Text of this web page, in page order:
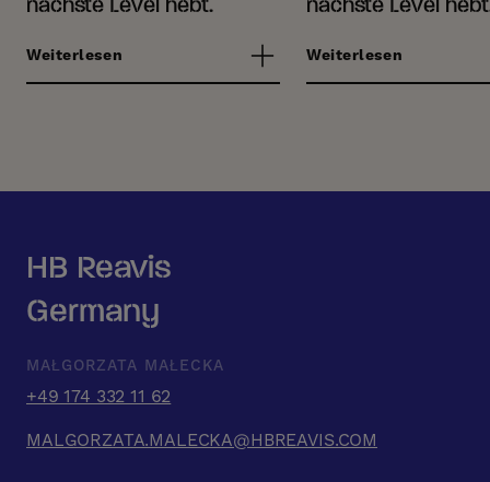
Weiterlesen Weiterlesen
HB Reavis
Germany
MAŁGORZATA MAŁECKA
+49 174 332 11 62
MALGORZATA.MALECKA@HBREAVIS.COM